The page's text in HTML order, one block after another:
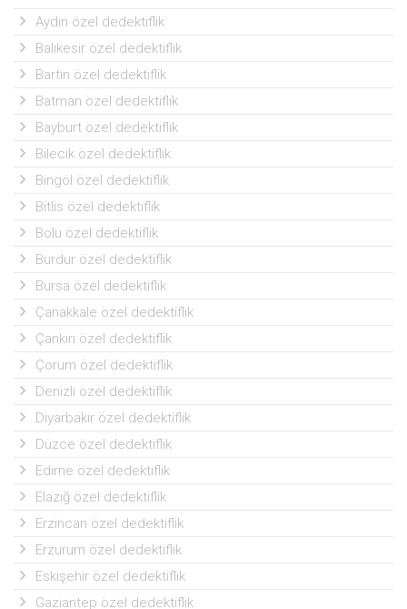
Aydın özel dedektiflik
Balıkesir özel dedektiflik
Bartın özel dedektiflik
Batman özel dedektiflik
Bayburt özel dedektiflik
Bilecik özel dedektiflik
Bingöl özel dedektiflik
Bitlis özel dedektiflik
Bolu özel dedektiflik
Burdur özel dedektiflik
Bursa özel dedektiflik
Çanakkale özel dedektiflik
Çankırı özel dedektiflik
Çorum özel dedektiflik
Denizli özel dedektiflik
Diyarbakır özel dedektiflik
Düzce özel dedektiflik
Edirne özel dedektiflik
Elazığ özel dedektiflik
Erzincan özel dedektiflik
Erzurum özel dedektiflik
Eskişehir özel dedektiflik
Gaziantep özel dedektiflik